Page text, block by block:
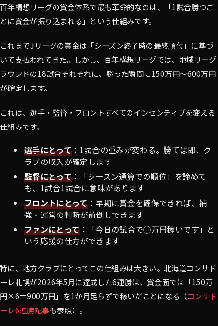
百年構想リーグの賞金体系で最も革命的なのは、「1試合勝つご
とに賞金が振り込まれる」という仕組みです。
これまでJリーグの賞金は「シーズン終了時の最終順位」に基づ
いて支払われてきた。しかし、百年構想リーグでは、地域リーグ
ラウンドの18試合それぞれに、勝った瞬間に150万円〜600万円
が確定します。
これは、選手・監督・フロントすべてのインセンティブを変える
仕組みです。
選手にとって ：1試合の重みが変わる。勝てば即、ク
ラブの収入が確定します
監督にとって ：「シーズン通算での順位」を諦めて
も、1試合1試合に意味があります
フロントにとって：早期に賞金を確保できれば、補
強・運営の判断が前倒しできます
ファンにとって：「今日の試合で◯万円稼いです」と
いう応援の仕方ができます
特に、地方クラブにとってこの仕組みは大きい。北海道コンサド
ーレ札幌が2026年5月に達成した6連勝は、賞金面では「150万
円×6＝900万円」を1か月足らずで稼いだことになる（コンサド
ーレ6連勝記事も参照）。